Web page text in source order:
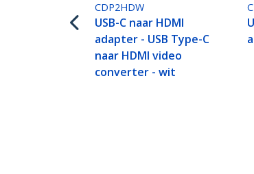
CDP2HDW
USB-C naar HDMI
adapter - USB Type-C
naar HDMI video
converter - wit